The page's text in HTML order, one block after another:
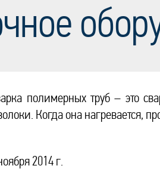
полимерных труб – это
Когда она нагревается,
2014 г.